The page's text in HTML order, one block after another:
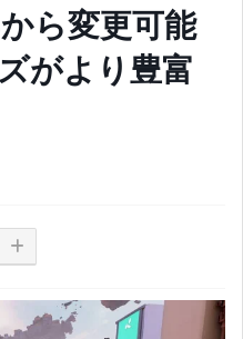
ら変更可能
がより豊富